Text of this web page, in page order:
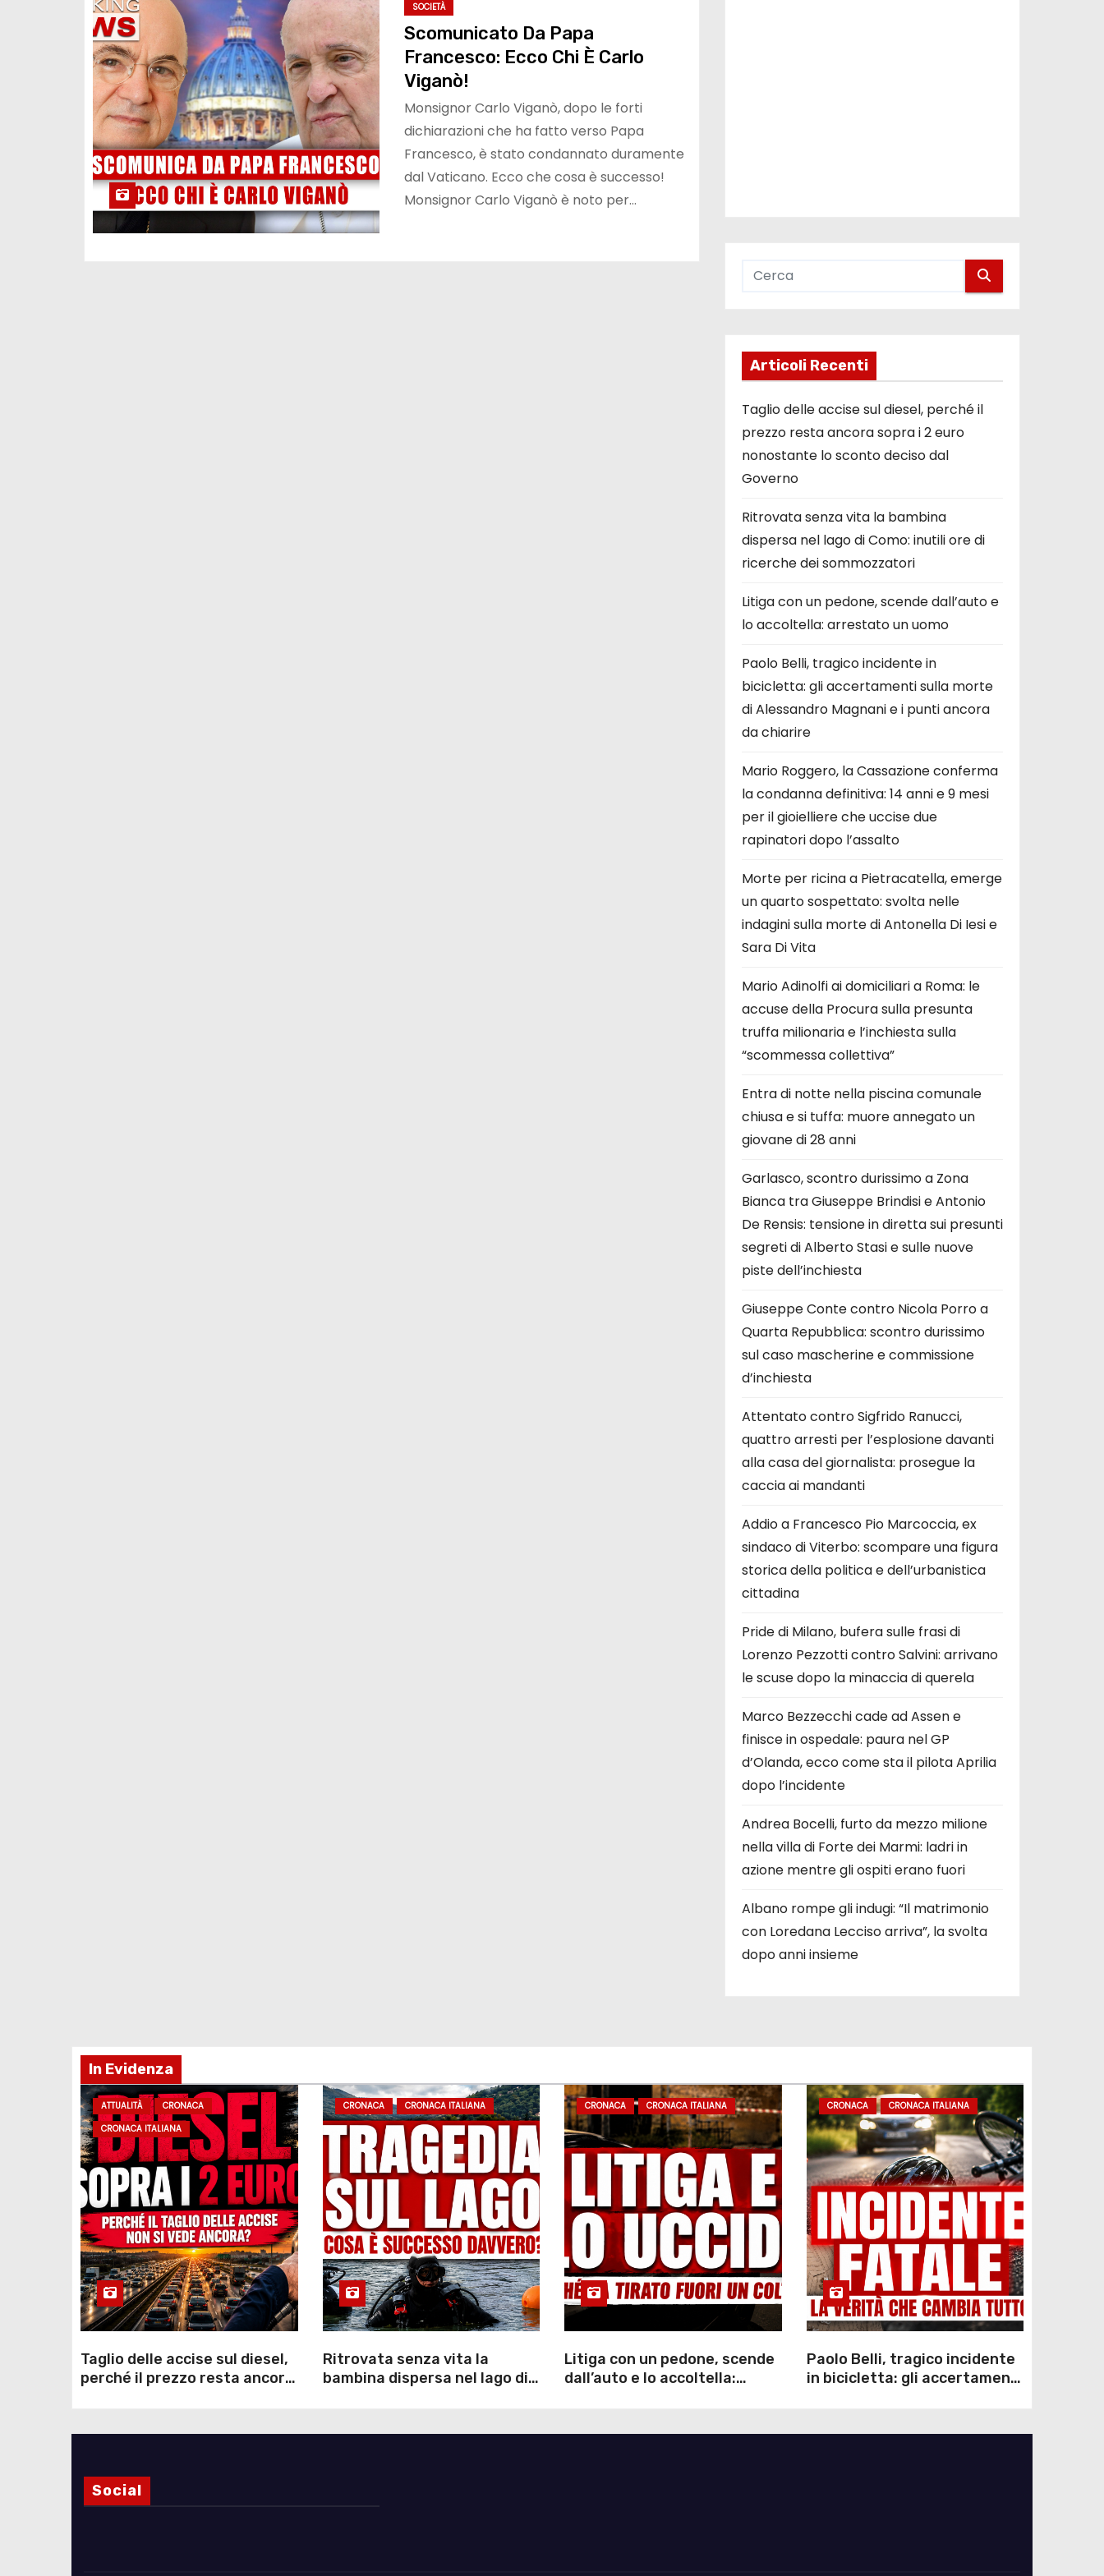
SOCIETÀ
Scomunicato Da Papa
Francesco: Ecco Chi È Carlo
Viganò!
Monsignor Carlo Viganò, dopo le forti
dichiarazioni che ha fatto verso Papa
Francesco, è stato condannato duramente
dal Vaticano. Ecco che cosa è successo!
Monsignor Carlo Viganò è noto per…
Articoli Recenti
Taglio delle accise sul diesel, perché il
prezzo resta ancora sopra i 2 euro
nonostante lo sconto deciso dal
Governo
Ritrovata senza vita la bambina
dispersa nel lago di Como: inutili ore di
ricerche dei sommozzatori
Litiga con un pedone, scende dall’auto e
lo accoltella: arrestato un uomo
Paolo Belli, tragico incidente in
bicicletta: gli accertamenti sulla morte
di Alessandro Magnani e i punti ancora
da chiarire
Mario Roggero, la Cassazione conferma
la condanna definitiva: 14 anni e 9 mesi
per il gioielliere che uccise due
rapinatori dopo l’assalto
Morte per ricina a Pietracatella, emerge
un quarto sospettato: svolta nelle
indagini sulla morte di Antonella Di Iesi e
Sara Di Vita
Mario Adinolfi ai domiciliari a Roma: le
accuse della Procura sulla presunta
truffa milionaria e l’inchiesta sulla
“scommessa collettiva”
Entra di notte nella piscina comunale
chiusa e si tuffa: muore annegato un
giovane di 28 anni
Garlasco, scontro durissimo a Zona
Bianca tra Giuseppe Brindisi e Antonio
De Rensis: tensione in diretta sui presunti
segreti di Alberto Stasi e sulle nuove
piste dell’inchiesta
Giuseppe Conte contro Nicola Porro a
Quarta Repubblica: scontro durissimo
sul caso mascherine e commissione
d’inchiesta
Attentato contro Sigfrido Ranucci,
quattro arresti per l’esplosione davanti
alla casa del giornalista: prosegue la
caccia ai mandanti
Addio a Francesco Pio Marcoccia, ex
sindaco di Viterbo: scompare una figura
storica della politica e dell’urbanistica
cittadina
Pride di Milano, bufera sulle frasi di
Lorenzo Pezzotti contro Salvini: arrivano
le scuse dopo la minaccia di querela
Marco Bezzecchi cade ad Assen e
finisce in ospedale: paura nel GP
d’Olanda, ecco come sta il pilota Aprilia
dopo l’incidente
Andrea Bocelli, furto da mezzo milione
nella villa di Forte dei Marmi: ladri in
azione mentre gli ospiti erano fuori
Albano rompe gli indugi: “Il matrimonio
con Loredana Lecciso arriva”, la svolta
dopo anni insieme
In Evidenza
ATTUALITÀ
CRONACA
CRONACA ITALIANA
Taglio delle accise sul diesel,
perché il prezzo resta ancora
CRONACA CRONACA ITALIANA
Ritrovata senza vita la
bambina dispersa nel lago di
CRONACA CRONACA ITALIANA
Litiga con un pedone, scende
dall’auto e lo accoltella:
CRONACA CRONACA ITALIANA
Paolo Belli, tragico incidente
in bicicletta: gli accertamenti
chiarire
Social